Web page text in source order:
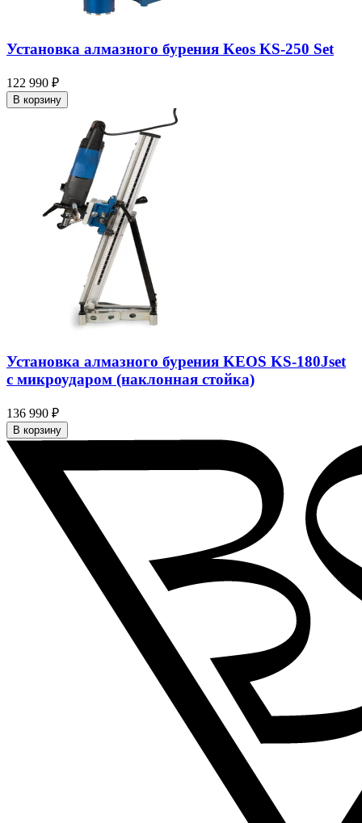
Установка алмазного бурения Keos KS-250 Set
122 990 ₽
В корзину
Установка алмазного бурения KEOS KS-180Jset
с микроударом (наклонная стойка)
136 990 ₽
В корзину